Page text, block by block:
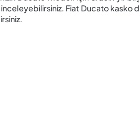
Fiat Ducato